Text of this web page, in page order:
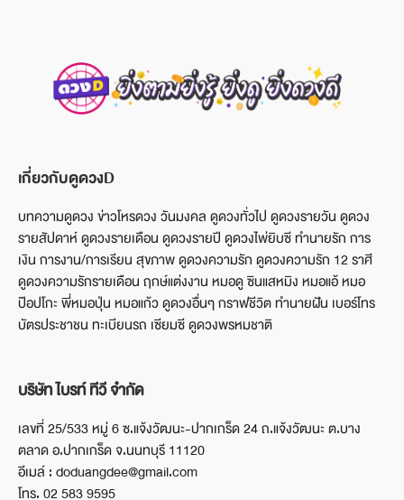
เกี่ยวกับดูดวงD
บทความดูดวง ข่าวโหรดวง วันมงคล ดูดวงทั่วไป ดูดวงรายวัน ดูดวง
รายสัปดาห์ ดูดวงรายเดือน ดูดวงรายปี ดูดวงไพ่ยิบซี ทำนายรัก การ
เงิน การงาน/การเรียน สุขภาพ ดูดวงความรัก ดูดวงความรัก 12 ราศี
ดูดวงความรักรายเดือน ฤกษ์แต่งงาน หมอดู ซินแสหมิง หมอแอ้ หมอ
ป๊อปโกะ พี่หมอปุ่น หมอแก้ว ดูดวงอื่นๆ กราฟชีวิต ทำนายฝัน เบอร์โทร
บัตรประชาชน ทะเบียนรถ เซียมซี ดูดวงพรหมชาติ
บริษัท ไบรท์ ทีวี จำกัด
เลขที่ 25/533 หมู่ 6 ซ.แจ้งวัฒนะ-ปากเกร็ด 24 ถ.แจ้งวัฒนะ ต.บาง
ตลาด อ.ปากเกร็ด จ.นนทบุรี 11120
อีเมล์ : doduangdee@gmail.com
โทร. 02 583 9595